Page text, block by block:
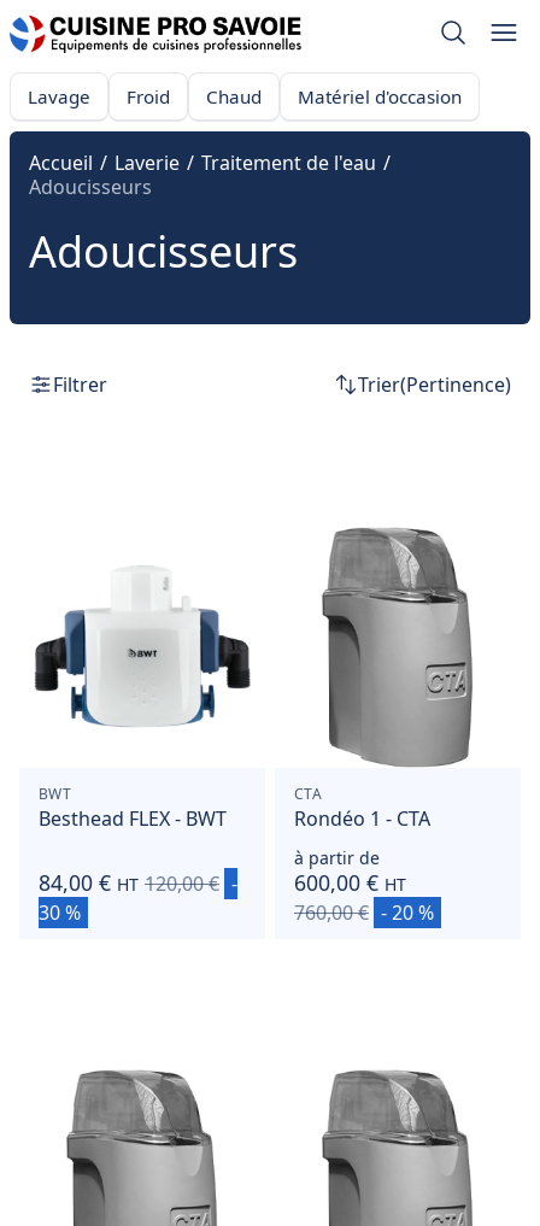
Lavage Froid Chaud Matériel d'occasion
Accueil / Laverie / Traitement de l'eau /
Adoucisseurs
Adoucisseurs
FiltrerFiltrer Trier(Pertinence)
BWT
Besthead FLEX - BWT
84,00 € HT 120,00 € -
30 %
CTA
Rondéo 1 - CTA
à partir de
600,00 € HT
760,00 € - 20 %